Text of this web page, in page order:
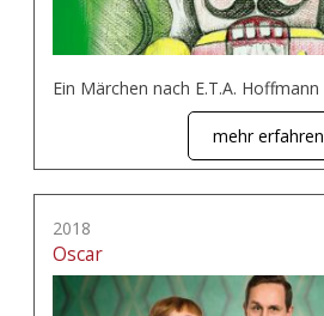
Ein Märchen nach E.T.A. Hoffmann
mehr erfahren
2018
Oscar